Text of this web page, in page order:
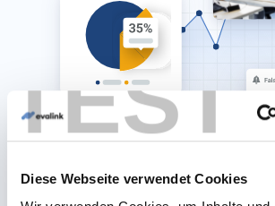
TEST
Diese Webseite verwendet Cookies
EVALINK ANALYTICS